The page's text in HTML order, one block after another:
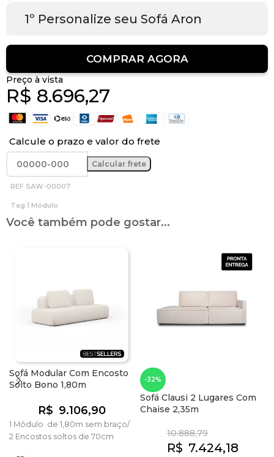
1º Personalize seu Sofá Aron
COMPRAR AGORA
Preço à vista
R$ 8.696,27
Calcule o prazo e valor do frete
REF SAW-00007
Tag 1 Módulo
Você também pode gostar...
Sofá Modular Com Encosto
Solto Bono 1,80m
R$ 9.106,90
1 Módulo de 1,80m sem braço/
2 Encostos soltos de 70cm
-32%
Sofá Clausi 2 Lugares Com
Chaise 2,35m
10.888,79
R$ 7.424,18